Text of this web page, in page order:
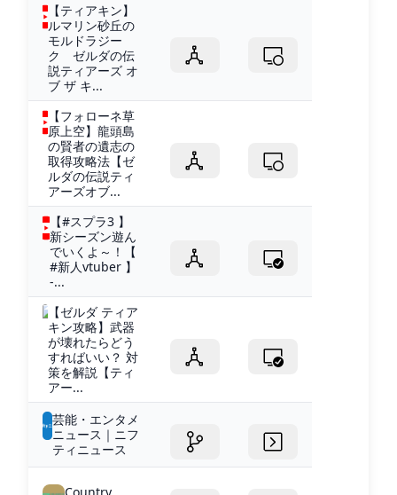
【ティアキン】
ルマリン砂丘の
モルドラジー
ク ゼルダの伝
説ティアーズ オ
ブ ザ キ...
【フォローネ草
原上空】龍頭島
の賢者の遺志の
取得攻略法【ゼ
ルダの伝説ティ
アーズオブ...
【#スプラ3 】
新シーズン遊ん
でいくよ～！【
#新人vtuber 】
-...
【ゼルダ ティア
キン攻略】武器
が壊れたらどう
すればいい？ 対
策を解説【ティ
アー...
芸能・エンタメ
ニュース｜ニフ
ティニュース